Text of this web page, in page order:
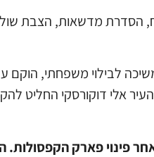
הסדרת מדשאות, הצבת
לבילוי משפחתי, הוקם
אלי דוקורסקי החליט
פינוי פארק